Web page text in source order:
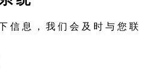
信 息 ， 我 们 会 及 时 与 您 联